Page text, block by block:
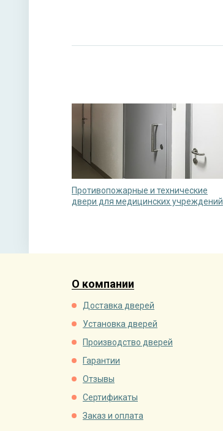
Противопожарные и технические
двери для медицинских учреждений
О компании
Доставка дверей
Установка дверей
Производство дверей
Гарантии
Отзывы
Сертификаты
Заказ и оплата